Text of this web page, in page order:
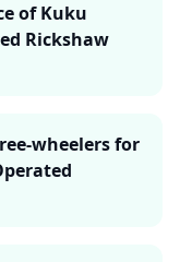
of Kuku
Rickshaw
wheelers for